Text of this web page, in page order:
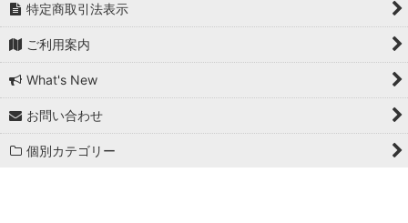
特定商取引法表示
ご利用案内
What's New
お問い合わせ
個別カテゴリー